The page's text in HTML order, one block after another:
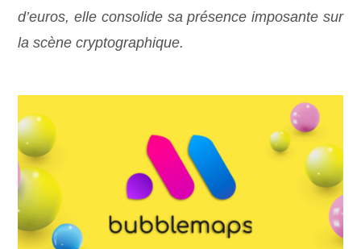
d’euros, elle consolide sa présence imposante sur
la scène cryptographique.